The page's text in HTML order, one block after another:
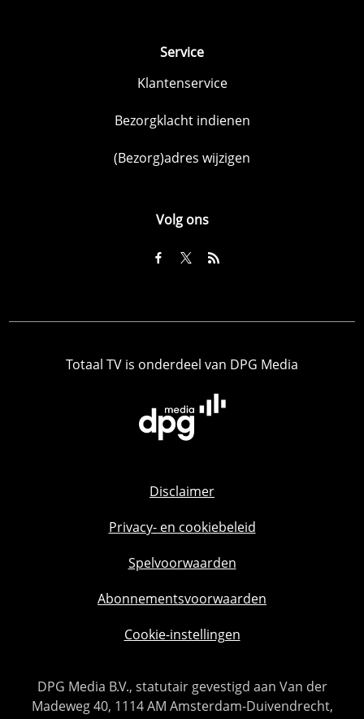
Service
Klantenservice
Bezorgklacht indienen
(Bezorg)adres wijzigen
Volg ons
Totaal TV is onderdeel van DPG Media
Disclaimer
Privacy- en cookiebeleid
Spelvoorwaarden
Abonnementsvoorwaarden
Cookie-instellingen
DPG Media B.V., statutair gevestigd aan Van der
Madeweg 40, 1114 AM Amsterdam-Duivendrecht,